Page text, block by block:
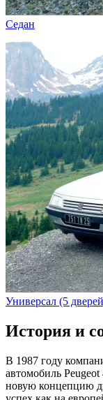
Седан
Универсал (5
История и
В 1987 году
автомобиль
новую концепцию